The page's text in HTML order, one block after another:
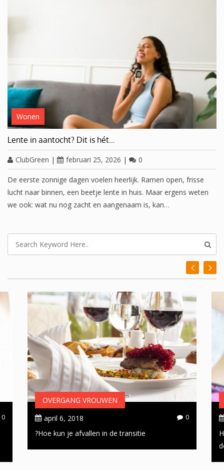
Wonen
Lente in aantocht? Dit is hét…
ClubGreen | februari 25, 2026 | 0
De eerste zonnige dagen voelen heerlijk. Ramen open, frisse
lucht naar binnen, een beetje lente in huis. Maar ergens weten
we ook: wat nu nog zacht en aangenaam is, kan…
OVERGANG VROUWEN
april 6, 2018
0
Hoe kun je afvallen in de transitie?
0